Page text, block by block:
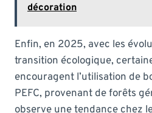
décoration
Enfin, en 2025, avec les
transition écologique,
encouragent l’utilisation de
PEFC, provenant de forêts
observe une tendance chez